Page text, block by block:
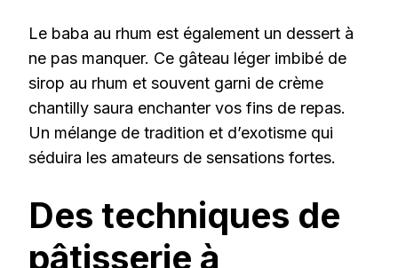
Le baba au rhum est également un dessert à
ne pas manquer. Ce gâteau léger imbibé de
sirop au rhum et souvent garni de crème
chantilly saura enchanter vos fins de repas.
Un mélange de tradition et d’exotisme qui
séduira les amateurs de sensations fortes.
Des techniques de
pâtisserie à